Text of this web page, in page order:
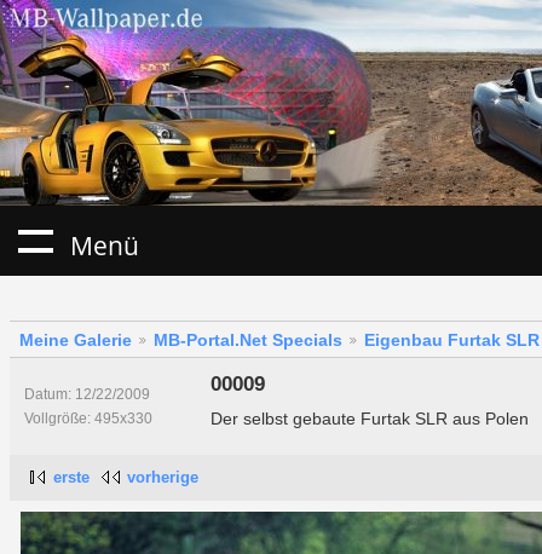
Menü
Meine Galerie MB-Portal.Net Specials Eigenbau Furtak SLR
Datum: 12/22/2009
Vollgröße: 495x330
00009
Der selbst gebaute Furtak SLR aus Polen
erste vorherige